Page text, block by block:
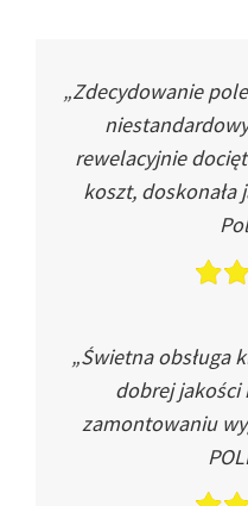
„Zdecydowanie
rewelacyjnie
koszt, doskonała
„Świetna obsługa
dobrej jakości
zamontowaniu